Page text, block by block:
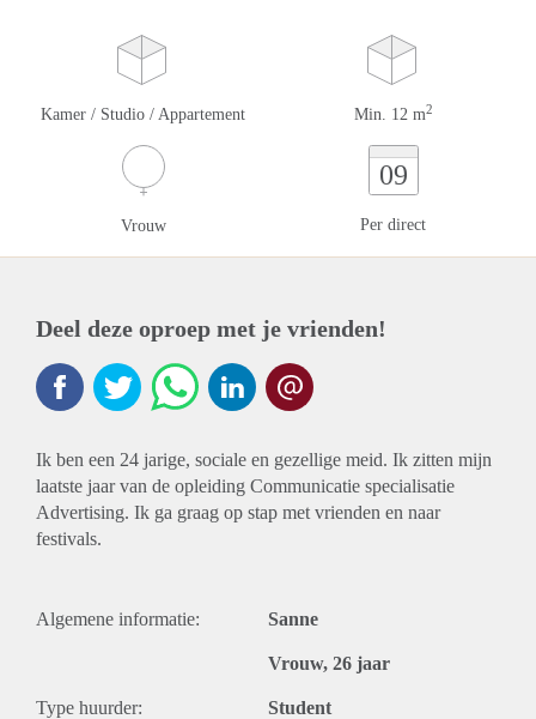
Kamer / Studio / Appartement Min. 12 m2
Vrouw
09
Per direct
Deel deze oproep met je vrienden!
Ik ben een 24 jarige, sociale en gezellige meid. Ik zitten mijn
laatste jaar van de opleiding Communicatie specialisatie
Advertising. Ik ga graag op stap met vrienden en naar
festivals.
Algemene informatie: Sanne
Vrouw, 26 jaar
Type huurder: Student